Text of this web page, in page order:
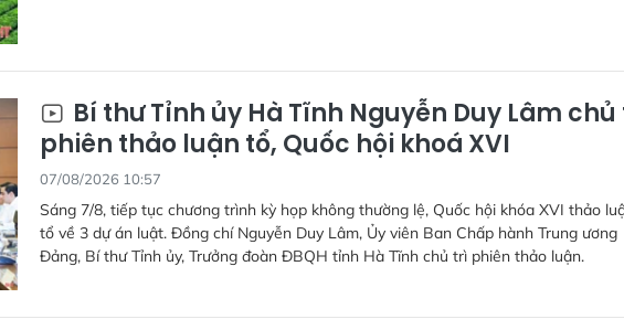
Bí thư Tỉnh ủy Hà Tĩnh Nguyễn Duy Lâm
phiên thảo luận tổ, Quốc hội khoá XVI
07/08/2026 10:57
Sáng 7/8, tiếp tục chương trình kỳ họp không thường lệ, Quốc hội khóa XVI thảo
tổ về 3 dự án luật. Đồng chí Nguyễn Duy Lâm, Ủy viên Ban Chấp hành Trung ương
Đảng, Bí thư Tỉnh ủy, Trưởng đoàn ĐBQH tỉnh Hà Tĩnh chủ trì phiên thảo luận.